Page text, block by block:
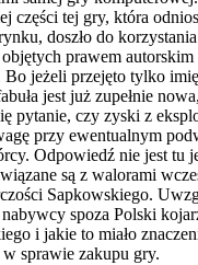
części tej gry, która
doszło do
prawem
jeżeli przejęto tylko imię
jest już zupełnie
pytanie, czy zyski z
przy ewentualnym
Odpowiedź nie jest tu
są z walorami
Sapkowskiego.
spoza Polski
i jakie to miało
sprawie zakupu gry.